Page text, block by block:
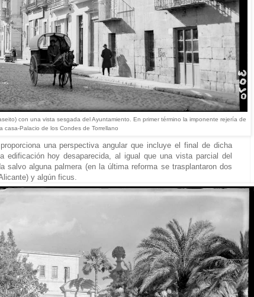
con una vista sesgada del Ayuntamiento. En primer término la imponente rejería de
casa-Palacio de los Condes de Torrellano
una perspectiva angular que incluye el final de dicha
hoy desaparecida, al igual que una vista parcial del
salvo alguna palmera (en la última reforma se trasplantaron dos
y algún ficus.